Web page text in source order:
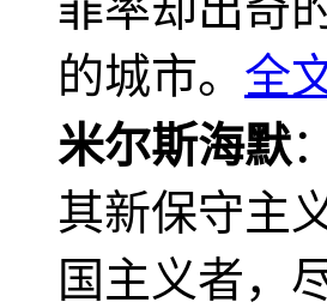
的城市。 全
米尔斯海默
其新保守主
国主义者，